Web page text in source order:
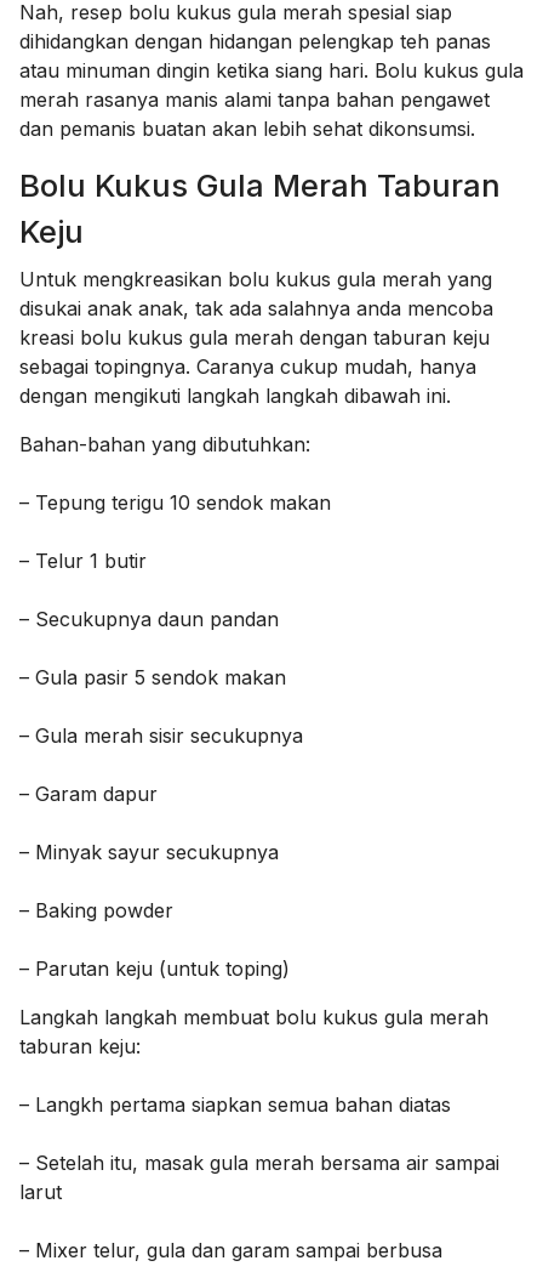
Nah, resep bolu kukus gula merah spesial siap
dihidangkan dengan hidangan pelengkap teh panas
atau minuman dingin ketika siang hari. Bolu kukus gula
merah rasanya manis alami tanpa bahan pengawet
dan pemanis buatan akan lebih sehat dikonsumsi.
Bolu Kukus Gula Merah Taburan
Keju
Untuk mengkreasikan bolu kukus gula merah yang
disukai anak anak, tak ada salahnya anda mencoba
kreasi bolu kukus gula merah dengan taburan keju
sebagai topingnya. Caranya cukup mudah, hanya
dengan mengikuti langkah langkah dibawah ini.
Bahan-bahan yang dibutuhkan:
– Tepung terigu 10 sendok makan
– Telur 1 butir
– Secukupnya daun pandan
– Gula pasir 5 sendok makan
– Gula merah sisir secukupnya
– Garam dapur
– Minyak sayur secukupnya
– Baking powder
– Parutan keju (untuk toping)
Langkah langkah membuat bolu kukus gula merah
taburan keju:
– Langkh pertama siapkan semua bahan diatas
– Setelah itu, masak gula merah bersama air sampai
larut
– Mixer telur, gula dan garam sampai berbusa